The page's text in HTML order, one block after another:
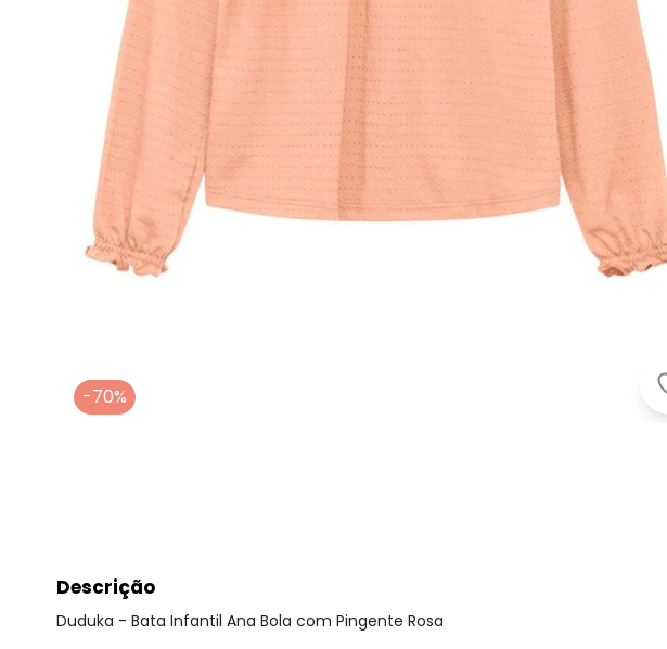
-70%
Descrição
Duduka - Bata Infantil Ana Bola com Pingente Rosa